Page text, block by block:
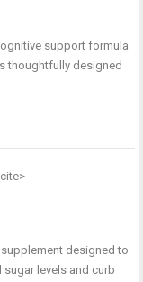
support formula
thoughtfully designed
designed to
levels and curb